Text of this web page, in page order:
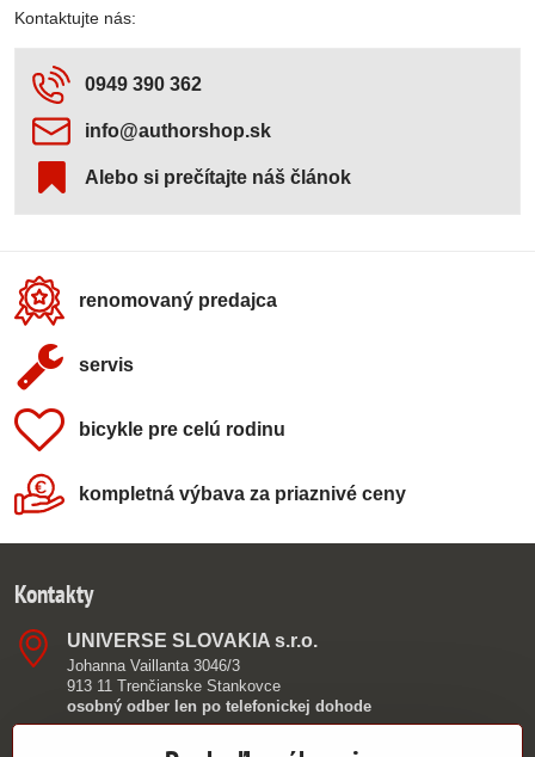
Kontaktujte nás:
0949 390 362
info​@authorshop​.sk
Alebo si prečítajte náš článok
renomovaný predajca
servis
bicykle pre celú rodinu
kompletná výbava za priaznivé ceny
Kontakty
UNIVERSE SLOVAKIA s​.r​.o​.
Johanna Vaillanta 3046/3
913 11 Trenčianske Stankovce
osobný odber len po telefonickej dohode
0949 390 362